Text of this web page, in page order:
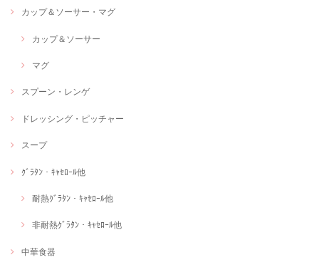
カップ＆ソーサー・マグ
カップ＆ソーサー
マグ
スプーン・レンゲ
ドレッシング・ピッチャー
スープ
ｸﾞﾗﾀﾝ・ｷｬｾﾛｰﾙ他
耐熱ｸﾞﾗﾀﾝ・ｷｬｾﾛｰﾙ他
非耐熱ｸﾞﾗﾀﾝ・ｷｬｾﾛｰﾙ他
中華食器